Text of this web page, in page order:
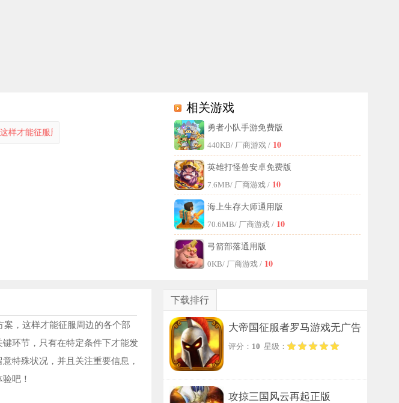
边的各个部落。只要占领更多六边形方块，就能扩大帝国版图，同时获取大量资源。寻找矿产宝物
相关游戏
勇者小队手游免费版
440KB/ 厂商游戏 / 10
英雄打怪兽安卓免费版
7.6MB/ 厂商游戏 / 10
海上生存大师通用版
70.6MB/ 厂商游戏 / 10
弓箭部落通用版
0KB/ 厂商游戏 / 10
案，这样才能征服周边的各个部
环节，只有在特定条件下才能发
特殊状况，并且关注重要信息，
吧！
下载排行
大帝国征服者罗马游戏无广告
版
评分： 10 星级：
攻掠三国风云再起正版